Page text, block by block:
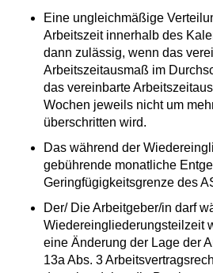
Eine ungleichmäßige
Arbeitszeit innerhalb des
dann zulässig, wenn das
Arbeitszeitausmaß im
das vereinbarte
Wochen jeweils nicht um
überschritten wird.
Das während der
gebührende monatliche
Geringfügigkeitsgrenze des
Der/ Die Arbeitgeber/in darf
Wiedereingliederungsteilzeit
eine Änderung der Lage der
13a Abs. 3